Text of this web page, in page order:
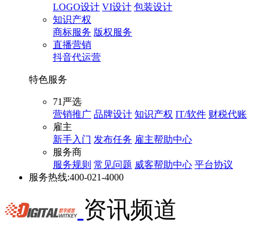
LOGO设计 VI设计 包装设计
知识产权
商标服务 版权服务
直播营销
抖音代运营
特色服务
71严选
营销推广 品牌设计 知识产权 IT/软件 财税代账
雇主
新手入门 发布任务 雇主帮助中心
服务商
服务规则 常见问题 威客帮助中心 平台协议
服务热线:400-021-4000
资讯频道